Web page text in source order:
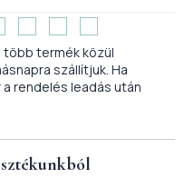
termék közül
szállítjuk. Ha
rendelés leadás után